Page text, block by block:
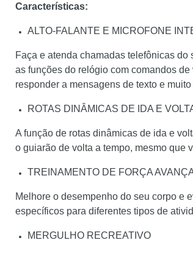
Características:
ALTO-FALANTE E MICROFONE
Faça e atenda chamadas telefônicas
as funções do relógio com comandos
responder a mensagens de texto e muito
ROTAS DINÂMICAS DE IDA E
A função de rotas dinâmicas de ida e
o guiarão de volta a tempo, mesmo que
TREINAMENTO DE FORÇA
Melhore o desempenho do seu corpo e
específicos para diferentes tipos de
MERGULHO RECREATIVO